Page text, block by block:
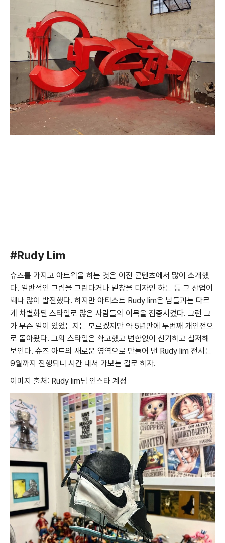
#Rudy Lim
슈즈를 가지고 아트웍을 하는 것은 이전 콘텐츠에서 많이 소개했
다. 일반적인 그림을 그린다거나 밑창을 디자인 하는 등 그 산업이
꽤나 많이 발전했다. 하지만 아티스트 Rudy lim은 남들과는 다르
게 차별화된 스타일로 많은 사람들의 이목을 집중시켰다. 그런 그
가 무슨 일이 있었는지는 모르겠지만 약 5년만에 두번째 개인전으
로 돌아왔다. 그의 스타일은 확고했고 변함없이 신기하고 철저해
보인다. 슈즈 아트의 새로운 영역으로 만들어 낸 Rudy lim 전시는
9월까지 진행되니 시간 내서 가보는 걸로 하자.
이미지 출처: Rudy lim님 인스타 계정